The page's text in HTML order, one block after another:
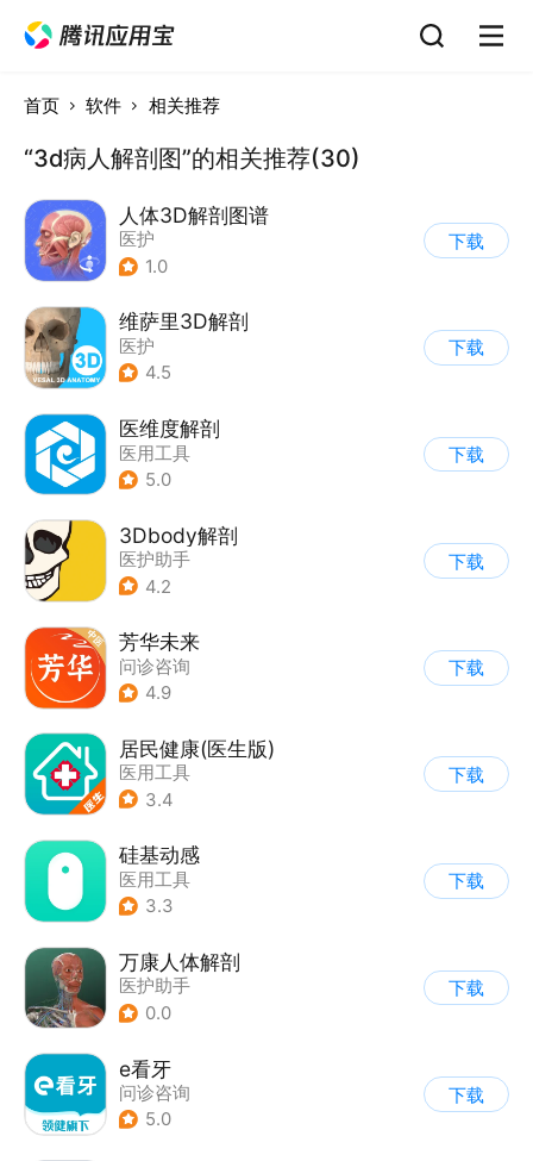
首页 软件 相关推荐
“3d病人解剖图”的相关推荐(30)
人体3D解剖图谱
医护
1.0
下载
维萨里3D解剖
医护
4.5
下载
医维度解剖
医用工具
5.0
下载
3Dbody解剖
医护助手
4.2
下载
芳华未来
问诊咨询
4.9
下载
居民健康(医生版)
医用工具
3.4
下载
硅基动感
医用工具
3.3
下载
万康人体解剖
医护助手
0.0
下载
e看牙
问诊咨询
5.0
下载